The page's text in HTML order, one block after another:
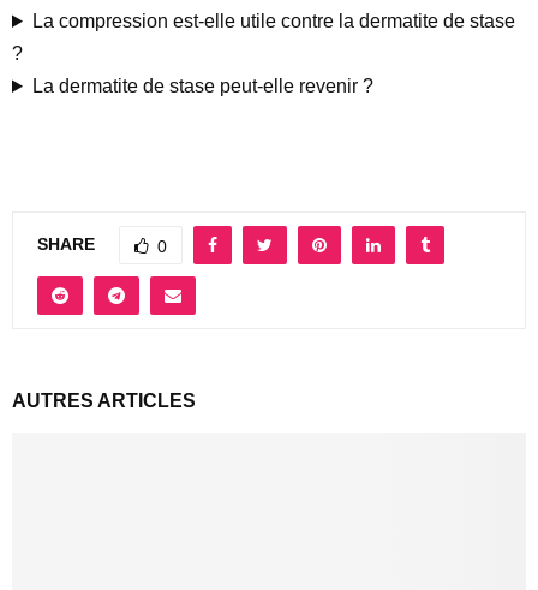
La compression est-elle utile contre la dermatite de stase
?
La dermatite de stase peut-elle revenir ?
SHARE 0
AUTRES ARTICLES